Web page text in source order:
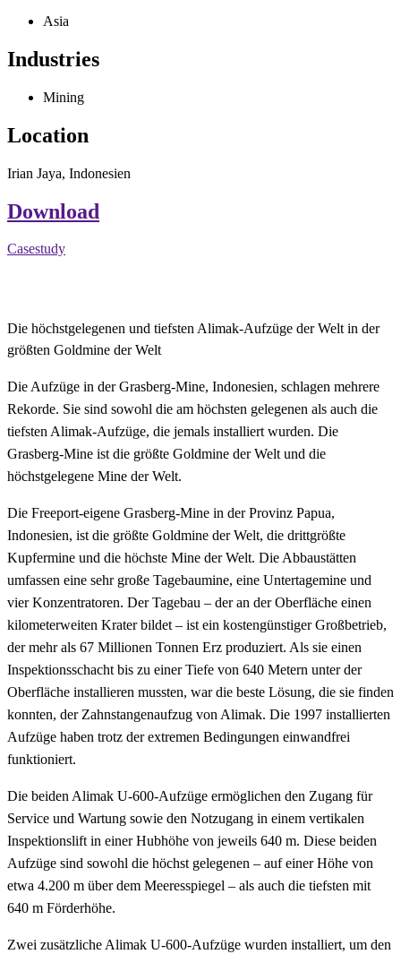
Asia
Industries
Mining
Location
Irian Jaya, Indonesien
Download
Casestudy
Die höchstgelegenen und tiefsten Alimak-Aufzüge der Welt in der
größten Goldmine der Welt
Die Aufzüge in der Grasberg-Mine, Indonesien, schlagen mehrere
Rekorde. Sie sind sowohl die am höchsten gelegenen als auch die
tiefsten Alimak-Aufzüge, die jemals installiert wurden. Die
Grasberg-Mine ist die größte Goldmine der Welt und die
höchstgelegene Mine der Welt.
Die Freeport-eigene Grasberg-Mine in der Provinz Papua,
Indonesien, ist die größte Goldmine der Welt, die drittgrößte
Kupfermine und die höchste Mine der Welt. Die Abbaustätten
umfassen eine sehr große Tagebaumine, eine Untertagemine und
vier Konzentratoren. Der Tagebau – der an der Oberfläche einen
kilometerweiten Krater bildet – ist ein kostengünstiger Großbetrieb,
der mehr als 67 Millionen Tonnen Erz produziert. Als sie einen
Inspektionsschacht bis zu einer Tiefe von 640 Metern unter der
Oberfläche installieren mussten, war die beste Lösung, die sie finden
konnten, der Zahnstangenaufzug von Alimak. Die 1997 installierten
Aufzüge haben trotz der extremen Bedingungen einwandfrei
funktioniert.
Die beiden Alimak U-600-Aufzüge ermöglichen den Zugang für
Service und Wartung sowie den Notzugang in einem vertikalen
Inspektionslift in einer Hubhöhe von jeweils 640 m. Diese beiden
Aufzüge sind sowohl die höchst gelegenen – auf einer Höhe von
etwa 4.200 m über dem Meeresspiegel – als auch die tiefsten mit
640 m Förderhöhe.
Zwei zusätzliche Alimak U-600-Aufzüge wurden installiert, um den